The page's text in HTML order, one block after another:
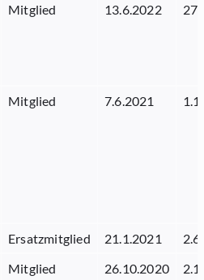
Mitglied 13.6.2022
Mitglied 7.6.2021
Ersatzmitglied 21.1.2021
Mitglied 26.10.2020